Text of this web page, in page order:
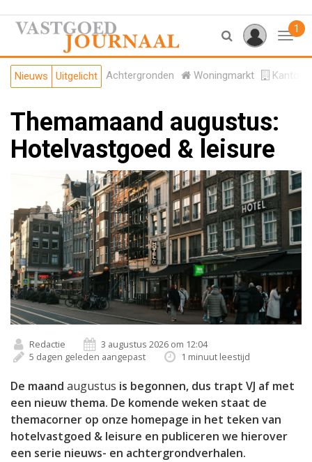
1
Nieuws Uitgelicht Achtergronden Woningmarkt
Themamaand augustus:
Hotelvastgoed & leisure
Redactie
3 augustus 2026 om 12:04
5 dagen geleden aangepast
1 minuut leestijd
De maand augustus is begonnen, dus trapt VJ af met
een nieuw thema. De komende weken staat de
themacorner op onze homepage in het teken van
hotelvastgoed & leisure en publiceren we hierover
een serie nieuws- en achtergrondverhalen.